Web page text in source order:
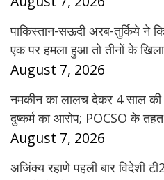
पाकिस्तान-सऊदी अरब-तुर्किये ने
एक पर हमला हुआ तो तीनों के
August 7, 2026
नमकीन का लालच देकर 4 साल की
दुष्कर्म का आरोप; POCSO के तहत
August 7, 2026
अजिंक्य रहाणे पहली बार विदेशी